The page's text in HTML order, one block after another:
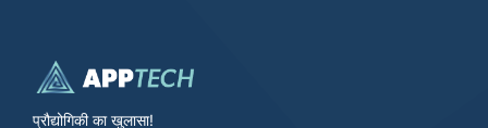
प्रौद्योगिकी का खुलासा!